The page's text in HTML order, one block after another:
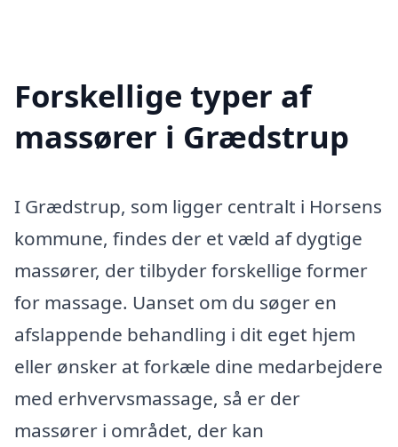
Forskellige typer af
massører i Grædstrup
I Grædstrup, som ligger centralt i Horsens
kommune, findes der et væld af dygtige
massører, der tilbyder forskellige former
for massage. Uanset om du søger en
afslappende behandling i dit eget hjem
eller ønsker at forkæle dine medarbejdere
med erhvervsmassage, så er der
massører i området, der kan